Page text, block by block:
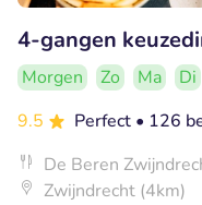
4-gangen
Morgen Zo Ma Di
9.5
Perfect • 126
De Beren
Zwijndrecht (4km)